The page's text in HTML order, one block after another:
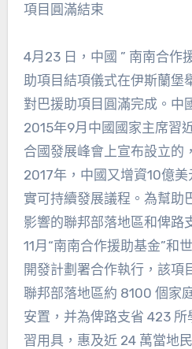
項目圓滿結束
4月23 日，中國 ” 南南合作
助項目結項儀式在伊斯蘭堡
對巴援助項目圓滿完成。中
2015年9月中國國家主席習
合國發展峰會上宣布設立的
2017年，中國又增資10億
實可持續發展議程。為幫助
影響的聯邦部落地區和俾路
11月“南南合作援助基金”和
開發計劃署合作執行，該項
聯邦部落地區約 8100 個家
安置，并為俾路支省 423
習用具，惠及近 24 萬當地